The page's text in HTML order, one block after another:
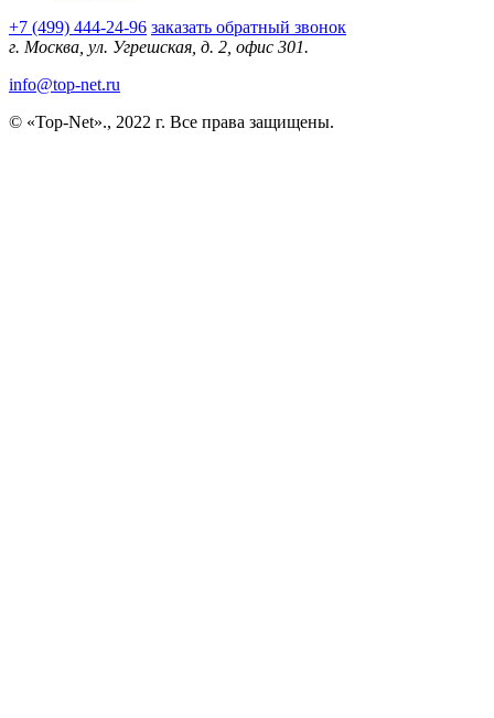
+7 (499) 444-24-96 заказать обратный звонок
г. Москва, ул. Угрешская, д. 2, офис 301.
info@top-net.ru
© «Top-Net»., 2022 г. Все права защищены.